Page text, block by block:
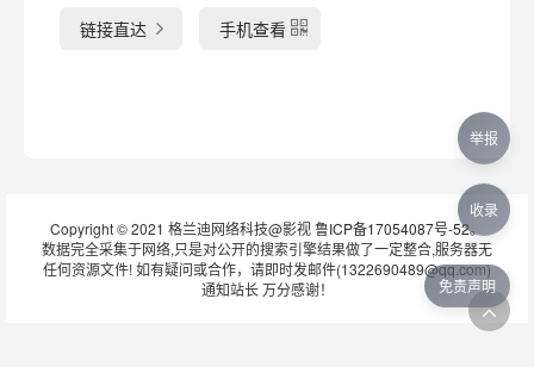
链接直达 手机查看
Copyright © 2021 格兰迪网络科技@影视鲁ICP备17054087号-52。
数据完全采集于网络,只是对公开的搜索引擎结果做了一定整合,服务器无
任何资源文件! 如有疑问或合作，请即时发邮件(1322690489@qq.com)
通知站长 万分感谢！
免责声明
举报
收录